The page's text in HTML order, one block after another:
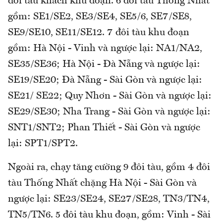
gồm: SE1/SE2, SE3/SE4, SE5/6, SE7/SE8,
SE9/SE10, SE11/SE12. 7 đôi tàu khu đoạn
gồm: Hà Nội - Vinh và ngược lại: NA1/NA2,
SE35/SE36; Hà Nội - Đà Nẵng và ngược lại:
SE19/SE20; Đà Nẵng - Sài Gòn và ngược lại:
SE21/ SE22; Quy Nhơn - Sài Gòn và ngược lại:
SE29/SE30; Nha Trang - Sài Gòn và ngược lại:
SNT1/SNT2; Phan Thiết - Sài Gòn và ngược
lại: SPT1/SPT2.
Ngoài ra, chạy tăng cường 9 đôi tàu, gồm 4 đôi
tàu Thống Nhất chặng Hà Nội - Sài Gòn và
ngược lại: SE23/SE24, SE27/SE28, TN3/TN4,
TN5/TN6. 5 đôi tàu khu đoạn, gồm: Vinh - Sài